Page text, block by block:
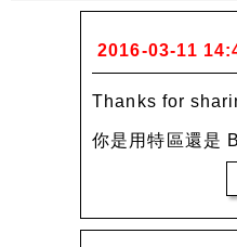
2016-03-11
Thanks for
你是用特區還是